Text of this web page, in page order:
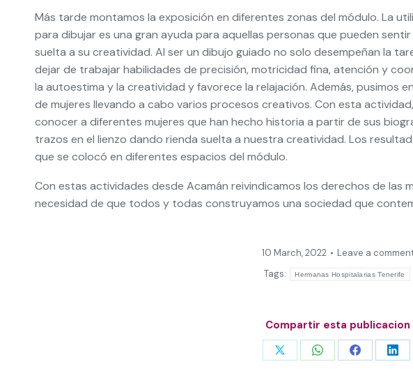
Más tarde montamos la exposición en diferentes zonas del módulo. La
para dibujar es una gran ayuda para aquellas personas que pueden
suelta a su creatividad. Al ser un dibujo guiado no solo desempeñan la
dejar de trabajar habilidades de precisión, motricidad fina, atención y
la autoestima y la creatividad y favorece la relajación. Además, pusimos
de mujeres llevando a cabo varios procesos creativos. Con esta
conocer a diferentes mujeres que han hecho historia a partir de sus
trazos en el lienzo dando rienda suelta a nuestra creatividad. Los
que se colocó en diferentes espacios del módulo.
Con estas actividades desde Acamán reivindicamos los derechos de las
necesidad de que todos y todas construyamos una sociedad que
10 March, 2022
Leave a
Tags:
Hermanas Hospitalarias Tenerife
Compartir esta publicacion
Share Share Share Share